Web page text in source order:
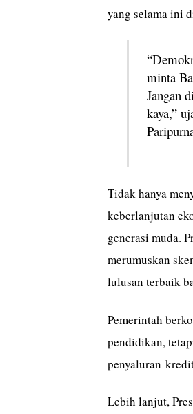
yang selama ini
minta
Jangan
kaya,”
Tidak hanya
keberlanjutan
generasi muda.
merumuskan
lulusan terbaik
Pemerintah
pendidikan,
penyaluran
Lebih lanjut,